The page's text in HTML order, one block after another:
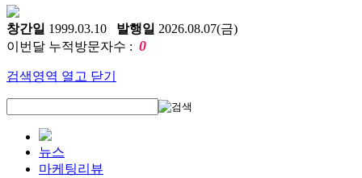
창간일 1999.03.10 발행일 2026.08.07(금)
이번달 누적방문자수 : 0
검색영역 열고 닫기
뉴스
마케팅리뷰